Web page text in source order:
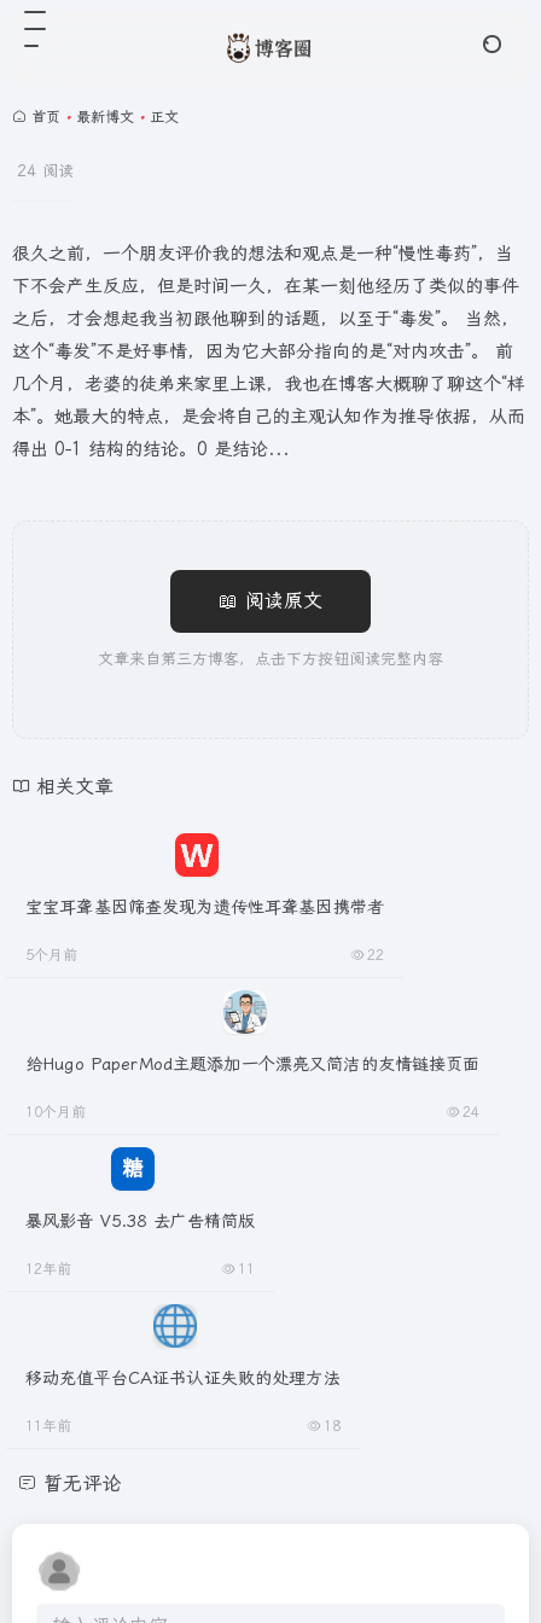
首页 • 最新博文 • 正文
24 阅读
很久之前，一个朋友评价我的想法和观点是一种“慢性毒药”，当
下不会产生反应，但是时间一久，在某一刻他经历了类似的事件
之后，才会想起我当初跟他聊到的话题，以至于“毒发”。 当然，
这个“毒发”不是好事情，因为它大部分指向的是“对内攻击”。 前
几个月，老婆的徒弟来家里上课，我也在博客大概聊了聊这个“样
本”。她最大的特点，是会将自己的主观认知作为推导依据，从而
得出 0-1 结构的结论。0 是结论...
📖 阅读原文
文章来自第三方博客，点击下方按钮阅读完整内容
相关文章
宝宝耳聋基因筛查发现为遗传性耳聋基因携带者
5个月前 22
给Hugo PaperMod主题添加一个漂亮又简洁的友情链接页面
10个月前 24
暴风影音 V5.38 去广告精简版
12年前 11
移动充值平台CA证书认证失败的处理方法
11年前 18
暂无评论